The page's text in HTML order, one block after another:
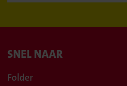
SNEL NAAR
Folder